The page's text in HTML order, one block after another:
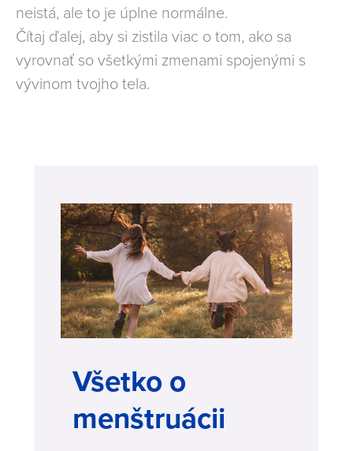
neistá, ale to je úplne normálne.
Čítaj ďalej, aby si zistila viac o tom, ako sa
vyrovnať so všetkými zmenami spojenými s
vývinom tvojho tela.
Všetko o
menštruácii